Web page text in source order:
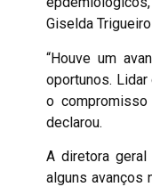
Giselda
“Houve um
oportunos.
o
declarou.
A diretora
alguns avanços